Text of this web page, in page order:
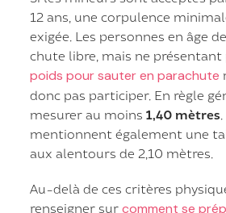
12 ans, une corpulence
exigée. Les personnes en âge
chute libre, mais ne présentant
poids pour sauter en parachute
donc pas participer. En règle
mesurer au moins 1,40 mètres
mentionnent également une
aux alentours de 2,10 mètres.
Au-delà de ces critères
renseigner sur comment se